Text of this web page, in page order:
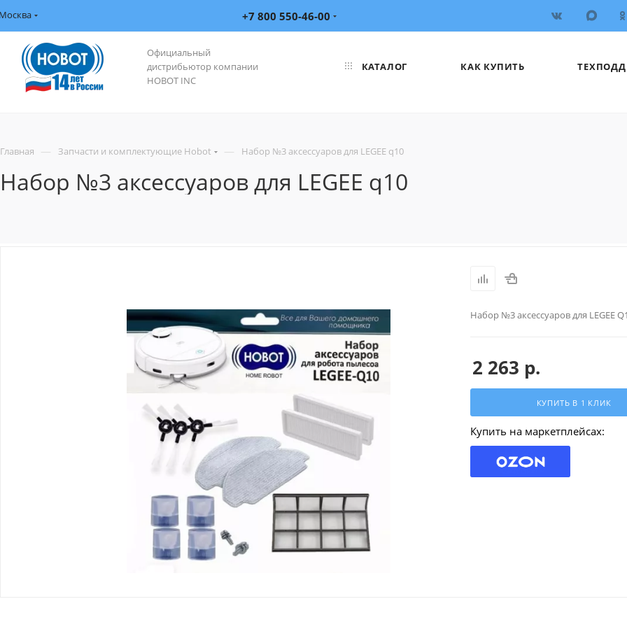
+7 800 550-46-00
Официальный
дистрибьютор компании
HOBOT INC
КАТАЛОГ КАК КУПИТЬ
Главная — Запчасти и комплектующие Hobot — Набор №3 аксессуаров для LEGEE q10
Набор №3 аксессуаров для LEGEE q10
Набор №3 аксессуаров для LEGEE
2 263 р.
КУПИТЬ В 1 КЛИК
Купить на маркетплейсах: